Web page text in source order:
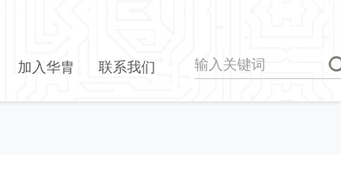
加入华胄 联系我们